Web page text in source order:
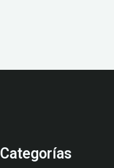
Categorías